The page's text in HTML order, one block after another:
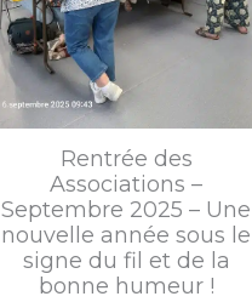
Rentrée des
Associations –
Septembre 2025 – Une
nouvelle année sous le
signe du fil et de la
bonne humeur !